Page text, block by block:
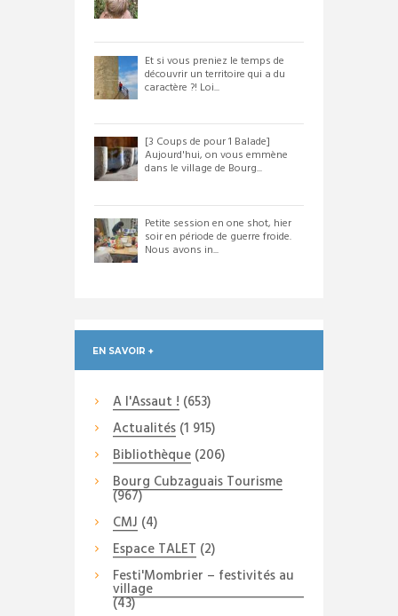
Et si vous preniez le temps de
découvrir un territoire qui a du
caractère ?! Loi...
[3 Coups de pour 1 Balade]
Aujourd'hui, on vous emmène
dans le village de Bourg...
Petite session en one shot, hier
soir en période de guerre froide.
Nous avons in...
EN SAVOIR +
A l'Assaut ! (653)
Actualités(1 915)
Bibliothèque(206)
Bourg Cubzaguais Tourisme
(967)
CMJ (4)
Espace TALET (2)
Festi'Mombrier – festivités au
village
(43)